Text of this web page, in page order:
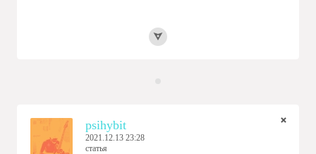
psihybit
2021.12.13 23:28
статья